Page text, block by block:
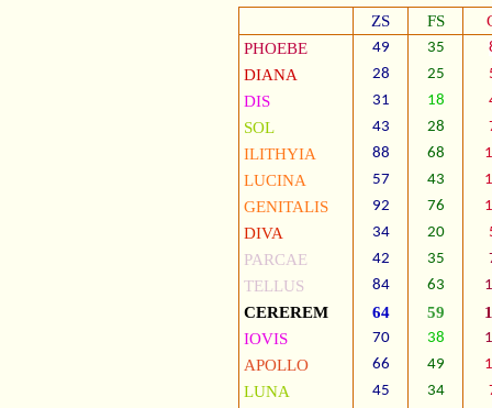
ZS FS
PHOEBE
DIANA
DIS
SOL
ILITHYIA
LUCINA
GENITALIS
DIVA
PARCAE
TELLUS
CEREREM
IOVIS
APOLLO
LUNA
49
28
31
43
88
57
92
34
42
84
64
70
66
45
35
25
18
28
68
43
76
20
35
63
59
38
49
34